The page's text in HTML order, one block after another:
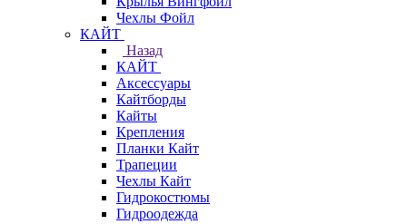
Чехлы Фойл
КАЙТ
Назад
КАЙТ
Аксессуары
Кайтборды
Кайты
Крепления
Планки Кайт
Трапеции
Чехлы Кайт
Гидрокостюмы
Гидроодежда